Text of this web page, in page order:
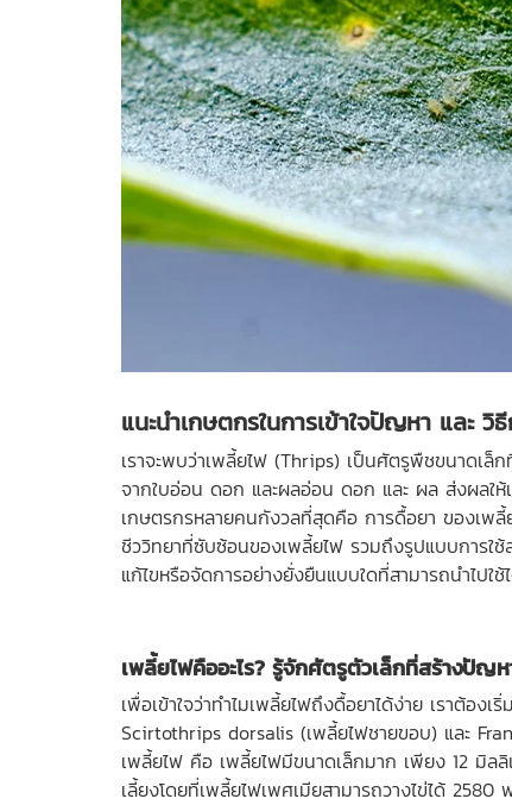
แนะนำเกษตกรในการเข้าใจปัญหา และ วิ
เราจะพบว่าเพลี้ยไฟ (Thrips) เป็นศัตรูพืชขนาดเ
จากใบอ่อน ดอก และผลอ่อน ดอก และ ผล ส่งผลให้
เกษตรกรหลายคนกังวลที่สุดคือ การดื้อยา ของเพ
ชีววิทยาที่ซับซ้อนของเพลี้ยไฟ รวมถึงรูปแบบการใช้
แก้ไขหรือจัดการอย่างยั่งยืนแบบใดที่สามารถนำไปใช้
เพลี้ยไฟคืออะไร? รู้จักศัตรูตัวเล็กที่สร้างปัญ
เพื่อเข้าใจว่าทำไมเพลี้ยไฟถึงดื้อยาได้ง่าย เราต้
Scirtothrips dorsalis (เพลี้ยไฟชายขอบ) และ
เพลี้ยไฟ คือ เพลี้ยไฟมีขนาดเล็กมาก เพียง 12 มิล
เลี้ยงโดยที่เพลี้ยไฟเพศเมียสามารถวางไข่ได้